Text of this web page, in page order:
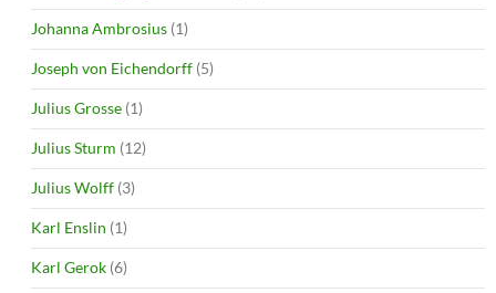
Johanna Ambrosius (1)
Joseph von Eichendorff (5)
Julius Grosse (1)
Julius Sturm (12)
Julius Wolff (3)
Karl Enslin (1)
Karl Gerok (6)